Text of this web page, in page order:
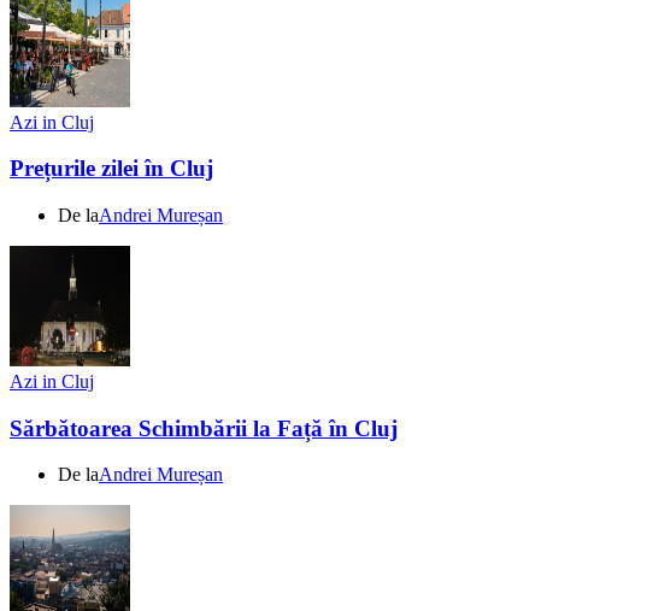
Azi in Cluj
Prețurile zilei în Cluj
De laAndrei Mureșan
Azi in Cluj
Sărbătoarea Schimbării la Față în Cluj
De laAndrei Mureșan